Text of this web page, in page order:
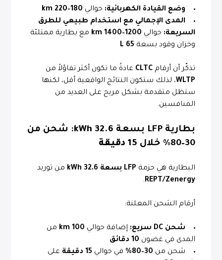
وضع القيادة الكهربائية: حوالي 180–220 km
المدى الإجمالي مع استخدام طبيعي للطرق
السريعة: حوالي 1200–1400 km
مع بطارية ممتلئة
وخزان وقود بسعة 65 L
تذكّر أن أرقامCLTC عادةً ما تكون أكثر تفاؤلاً من
WLTP، لذلك ستكون النتائج الواقعية أقل، لكنها
ستظل متقدمة بشكل مريح على العديد من
المنافسين.
بطارية LFP بسعة 32.6 kWh
: شحن من
30–80% خلال
15 دقيقة
البطارية هي حزمة LFP بسعة 32.6 kWh
من توريد
REPT/Zenergy
.
أرقام الشحن المعلنة:
شحن DC سريع: إضافة حوالي 100 km
من
المدى في غضون 10 دقائق
شحن من 30–80% في حوالي 15 دقيقة
على